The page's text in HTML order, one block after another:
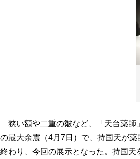
狭い額や二重の皺など、「天台薬師
の最大余震（4月7日）で、持国天が
終わり、今回の展示となった。持国